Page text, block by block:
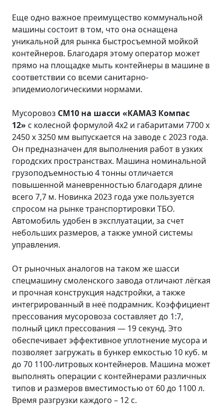
Еще одно важное преимущество коммунальной
машины состоит в том, что она оснащена
уникальной для рынка быстросъемной мойкой
контейнеров. Благодаря этому оператор может
прямо на площадке мыть контейнеры в машине в
соответствии со всеми санитарно-
эпидемиологическими нормами.
Мусоровоз СМ10 на шасси «КАМАЗ Компас
12» с колесной формулой 4х2 и габаритами 7700 х
2450 х 3250 мм выпускается на заводе с 2023 года.
Он предназначен для выполнения работ в узких
городских пространствах. Машина номинальной
грузоподъемностью 4 тонны отличается
повышенной маневренностью благодаря длине
всего 7,7 м. Новинка 2023 года уже пользуется
спросом на рынке транспортировки ТБО.
Автомобиль удобен в эксплуатации, за счет
небольших размеров, а также умной системы
управления.
От рыночных аналогов на таком же шасси
спецмашину смоленского завода отличают лёгкая
и прочная конструкция надстройки, а также
интегрированный в неё подрамник. Коэффициент
прессования мусоровоза составляет до 1:7,
полный цикл прессования — 19 секунд. Это
обеспечивает эффективное уплотнение мусора и
позволяет загружать в бункер емкостью 10 куб. м
до 70 1100-литровых контейнеров. Машина может
выполнять операции с контейнерами различных
типов и размеров вместимостью от 60 до 1100 л.
Время разгрузки каждого – 12 с.